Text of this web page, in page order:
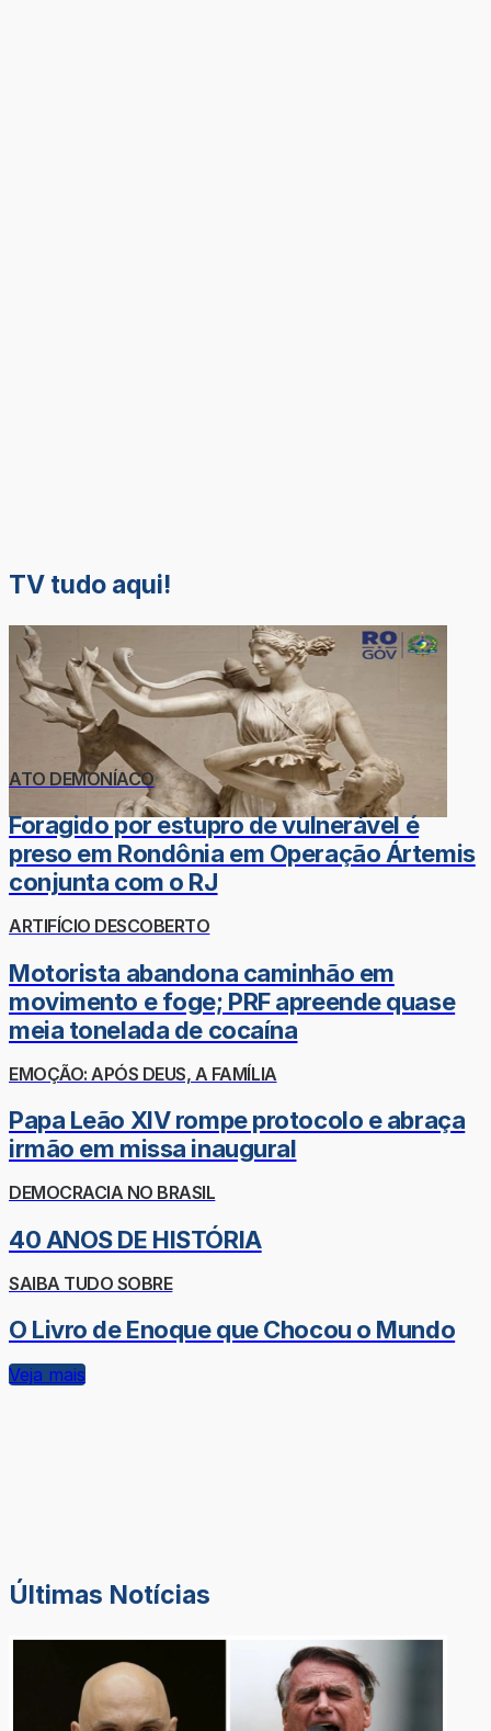
TV tudo aqui!
ATO DEMONÍACO
Foragido por estupro de vulnerável é
preso em Rondônia em Operação Ártemis
conjunta com o RJ
ARTIFÍCIO DESCOBERTO
Motorista abandona caminhão em
movimento e foge; PRF apreende quase
meia tonelada de cocaína
EMOÇÃO: APÓS DEUS, A FAMÍLIA
Papa Leão XIV rompe protocolo e abraça
irmão em missa inaugural
DEMOCRACIA NO BRASIL
40 ANOS DE HISTÓRIA
SAIBA TUDO SOBRE
O Livro de Enoque que Chocou o Mundo
Veja mais
Últimas Notícias